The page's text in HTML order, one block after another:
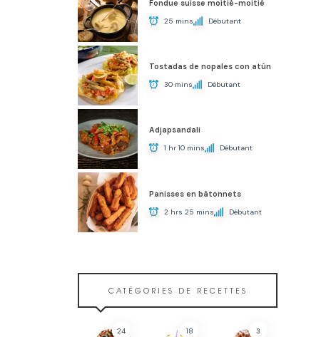
Fondue suisse moitié-moitié
25 mins Débutant
Tostadas de nopales con atún
30 mins Débutant
Adjapsandali
1 hr 10 mins Débutant
Panisses en bâtonnets
2 hrs 25 mins Débutant
CATÉGORIES DE RECETTES
24 18 3